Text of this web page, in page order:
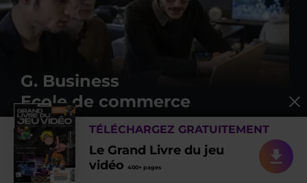
G. Business
Ecole de commerce
Si vous êtes à l’aise dans le développement
commercial, à mener une campagne de
communication et marketing pour la sortie d’un jeu, G.
Business est l’une des rares écoles en France à
TÉLÉCHARGEZ GRATUITEMENT
Le Grand Livre du jeu
vidéo 400+ pages